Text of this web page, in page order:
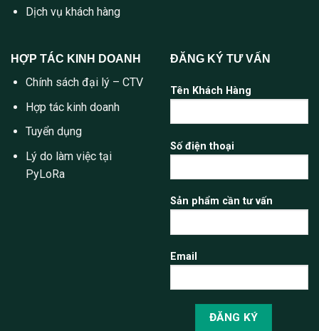
Dịch vụ khách hàng
HỢP TÁC KINH DOANH
Chính sách đại lý – CTV
Hợp tác kinh doanh
Tuyển dụng
Lý do làm việc tại
PyLoRa
ĐĂNG KÝ TƯ VẤN
Tên Khách Hàng
Số điện thoại
Sản phẩm cần tư vấn
Email